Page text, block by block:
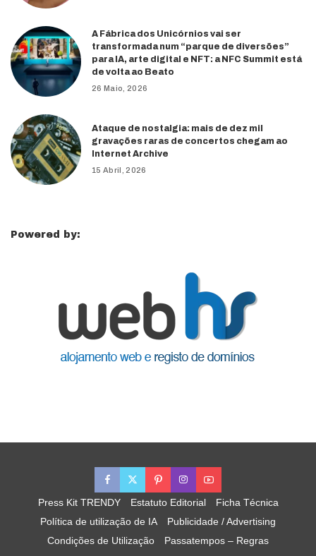
A Fábrica dos Unicórnios vai ser
transformada num “parque de diversões”
para IA, arte digital e NFT: a NFC Summit está
de volta ao Beato
26 Maio, 2026
Ataque de nostalgia: mais de dez mil
gravações raras de concertos chegam ao
Internet Archive
15 Abril, 2026
Powered by:
Press Kit TRENDY Estatuto Editorial
Ficha Técnica
Política de utilização de IA
Publicidade / Advertising
Condições de Utilização
Passatempos – Regras